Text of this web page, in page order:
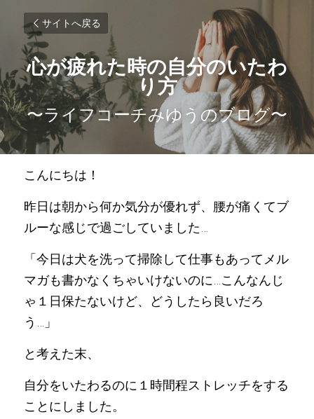
サイトへ戻る
心が疲れた時の自分のいたわ
り方
〜ライフコーチみゆうのブログ〜
こんにちは！
昨日は朝から何か気分が優れず、腰が痛くてブ
ルーな感じで過ごしていました…
「今日は犬を洗って掃除して仕事もあってメル
マガも書かなくちゃいけないのに…こんなんじ
ゃ１日保たないけど、どうしたら良いだろ
う…」
と考えた末、
自分をいたわるのに１時間程ストレッチをする
ことにしました。